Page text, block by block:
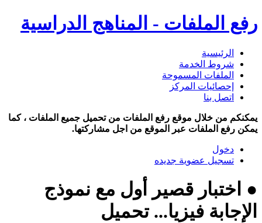
رفع الملفات - المناهج الدراسية
الرئيسية
شروط الخدمة
الملفات المسموحة
إحصائيات المركز
اتصل بنا
يمكنكم من خلال موقع رفع الملفات من تحميل جميع الملفات ، كما
يمكن رفع الملفات عبر الموقع من اجل مشاركتها.
دخول
تسجيل عضوية جديده
● اختبار قصير أول مع نموذج
الإجابة فيزيا... تحميل